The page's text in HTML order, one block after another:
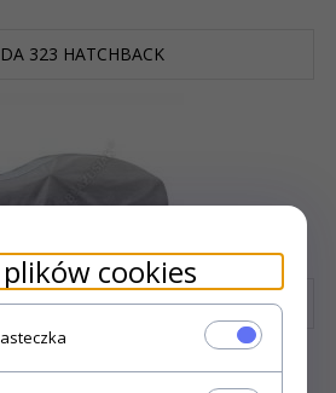
323 HATCHBACK
MAZDA 323F
cookies